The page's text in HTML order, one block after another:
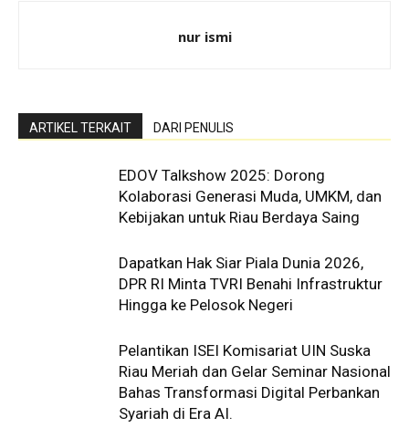
nur ismi
ARTIKEL TERKAIT DARI PENULIS
EDOV Talkshow 2025: Dorong
Kolaborasi Generasi Muda, UMKM, dan
Kebijakan untuk Riau Berdaya Saing
Dapatkan Hak Siar Piala Dunia 2026,
DPR RI Minta TVRI Benahi Infrastruktur
Hingga ke Pelosok Negeri
Pelantikan ISEI Komisariat UIN Suska
Riau Meriah dan Gelar Seminar Nasional
Bahas Transformasi Digital Perbankan
Syariah di Era AI.